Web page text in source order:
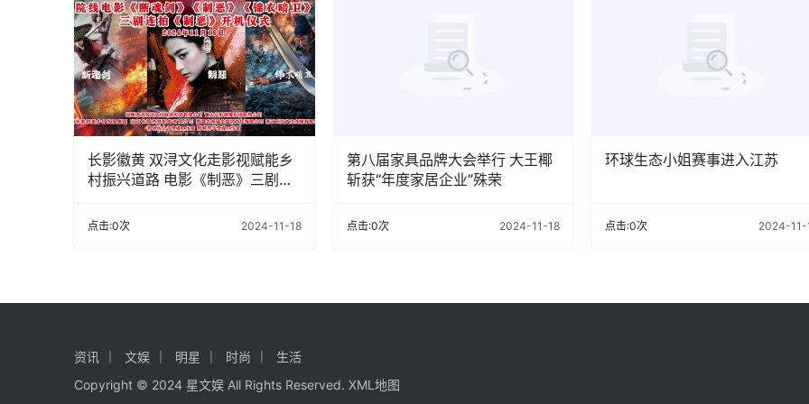
长影徽黄 双浔文化走影视赋能乡
村振兴道路 电影《制恶》三剧连
点击:0次 2024-11-18
第八届家具品牌大会举行 大王椰
斩获“年度家居企业”殊荣
点击:0次 2024-11-18
环球生态小姐赛事进入江苏
点击:0次 2024-11-
资讯 文娱 明星 时尚
生活
Copyright © 2024 星文娱 All Rights Reserved. XML地图